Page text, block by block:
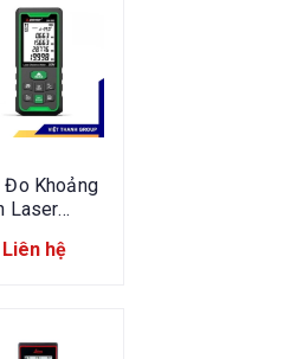
Đo Khoảng
Laser
Tia
Liên hệ